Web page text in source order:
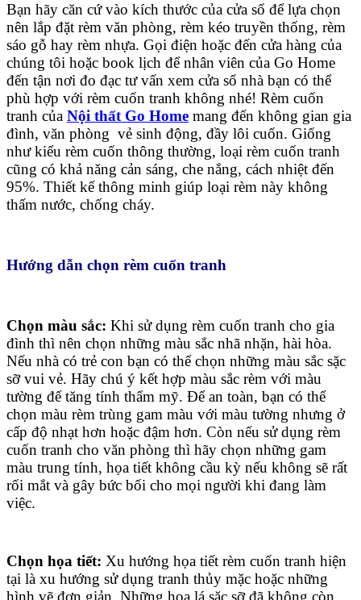
Bạn hãy căn cứ vào kích thước của cửa sổ để lựa chọn
nên lắp đặt rèm văn phòng, rèm kéo truyền thống, rèm
sáo gỗ hay rèm nhựa. Gọi điện hoặc đến cửa hàng của
chúng tôi hoặc book lịch để nhân viên của Go Home
đến tận nơi đo đạc tư vấn xem cửa sổ nhà bạn có thể
phù hợp với rèm cuốn tranh không nhé! Rèm cuốn
tranh của Nội thất Go Home mang đến không gian gia
đình, văn phòng vẻ sinh động, đầy lôi cuốn. Giống
như kiểu rèm cuốn thông thường, loại rèm cuốn tranh
cũng có khả năng cản sáng, che nắng, cách nhiệt đến
95%. Thiết kế thông minh giúp loại rèm này không
thấm nước, chống cháy.
Hướng dẫn chọn rèm cuốn tranh
Chọn màu sắc: Khi sử dụng rèm cuốn tranh cho gia
đình thì nên chọn những màu sắc nhã nhặn, hài hòa.
Nếu nhà có trẻ con bạn có thể chọn những màu sắc sặc
sỡ vui vẻ. Hãy chú ý kết hợp màu sắc rèm với màu
tường để tăng tính thẩm mỹ. Để an toàn, bạn có thể
chọn màu rèm trùng gam màu với màu tường nhưng ở
cấp độ nhạt hơn hoặc đậm hơn. Còn nếu sử dụng rèm
cuốn tranh cho văn phòng thì hãy chọn những gam
màu trung tính, họa tiết không cầu kỳ nếu không sẽ rất
rối mắt và gây bức bối cho mọi người khi đang làm
việc.
Chọn họa tiết: Xu hướng họa tiết rèm cuốn tranh hiện
tại là xu hướng sử dụng tranh thủy mặc hoặc những
hình vẽ đơn giản. Những hoa lá sặc sỡ đã không còn